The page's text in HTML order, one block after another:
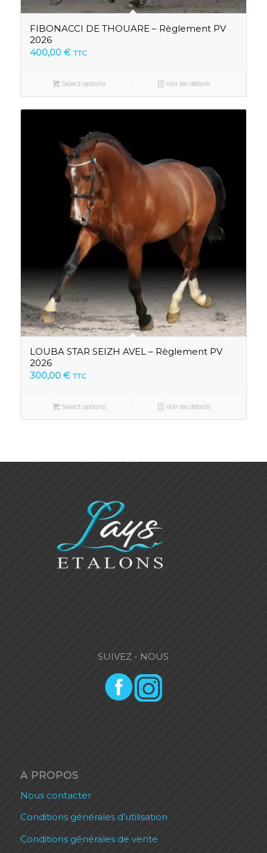
FIBONACCI DE THOUARE – Règlement PV
2026
400,00 € TTC
Select options Voir les détails
LOUBA STAR SEIZH AVEL – Règlement PV
2026
300,00 € TTC
Select options Voir les détails
SUIVEZ - NOUS
A PROPOS
Nous contacter
Conditions générales d’utilisation
Conditions générales de vente